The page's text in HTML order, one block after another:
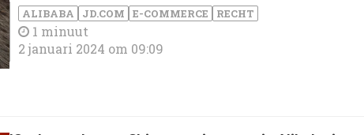
ALIBABA JD.COM E-COMMERCE RECHT
1 minuut
2 januari 2024 om 09:09